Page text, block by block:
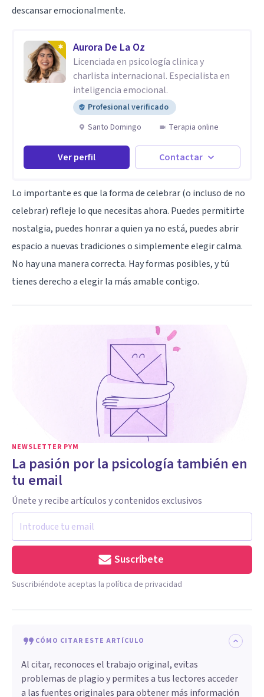
descansar emocionalmente.
Aurora De La Oz
Licenciada en psicología clinica y
charlista internacional. Especialista en
inteligencia emocional.
Profesional verificado
Santo Domingo
Terapia online
Ver perfil Contactar
Lo importante es que la forma de celebrar (o incluso de no
celebrar) refleje lo que necesitas ahora. Puedes permitirte
nostalgia, puedes honrar a quien ya no está, puedes abrir
espacio a nuevas tradiciones o simplemente elegir calma.
No hay una manera correcta. Hay formas posibles, y tú
tienes derecho a elegir la más amable contigo.
NEWSLETTER PYM
La pasión por la psicología también en
tu email
Únete y recibe artículos y contenidos exclusivos
Suscríbete
Suscribiéndote aceptas la política de privacidad
CÓMO CITAR ESTE ARTÍCULO
Al citar, reconoces el trabajo original, evitas
problemas de plagio y permites a tus lectores acceder
a las fuentes originales para obtener más información